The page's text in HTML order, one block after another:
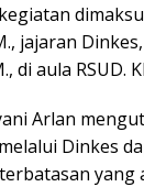
jajaran
di aula RSUD.
Arlan
Dinkes
yang